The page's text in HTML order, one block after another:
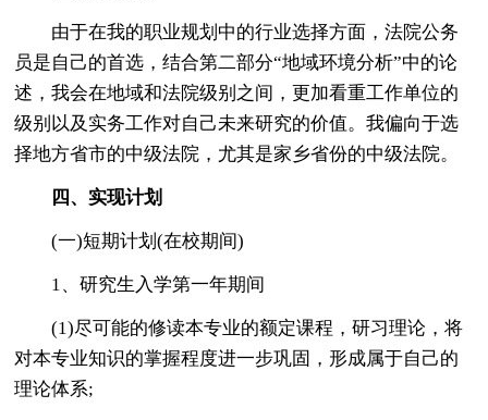
由于在我的职业规划中的行业选择方面，法院公务
员是自己的首选，结合第二部分“地域环境分析”中的论
述，我会在地域和法院级别之间，更加看重工作单位的
级别以及实务工作对自己未来研究的价值。我偏向于选
择地方省市的中级法院，尤其是家乡省份的中级法院。
四、实现计划
(一)短期计划(在校期间)
1、研究生入学第一年期间
(1)尽可能的修读本专业的额定课程，研习理论，将
对本专业知识的掌握程度进一步巩固，形成属于自己的
理论体系;